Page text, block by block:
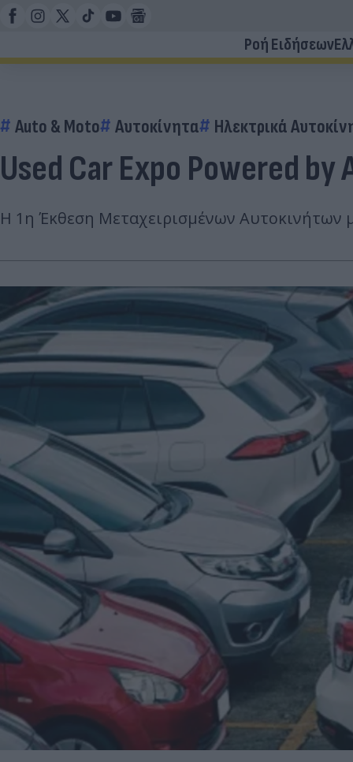
Ροή Ειδήσεων
Auto & Moto Αυτοκίνητα Ηλεκτρικά
Used Car Expo Powered
Η 1η Έκθεση Μεταχειρισμένων Αυτοκινήτων